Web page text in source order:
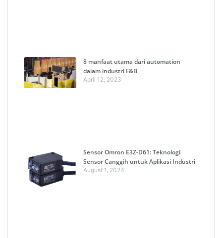
8 manfaat utama dari automation
dalam industri F&B
April 12, 2023
Sensor Omron E3Z-D61: Teknologi
Sensor Canggih untuk Aplikasi Industri
August 1, 2024